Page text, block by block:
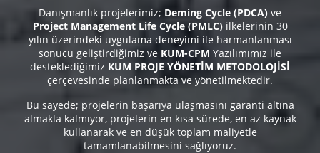
Danışmanlık projelerimiz; Deming Cycle (PDCA) ve
Project Management Life Cycle (PMLC) ilkelerinin 30
yılın üzerindeki uygulama deneyimi ile harmanlanması
sonucu geliştirdiğimiz ve KUM-CPM Yazılımımız ile
desteklediğimiz KUM PROJE YÖNETİM METODOLOJİSİ
çerçevesinde planlanmakta ve yönetilmektedir.
Bu sayede; projelerin başarıya ulaşmasını garanti altına
almakla kalmıyor, projelerin en kısa sürede, en az kaynak
kullanarak ve en düşük toplam maliyetle
tamamlanabilmesini sağlıyoruz.